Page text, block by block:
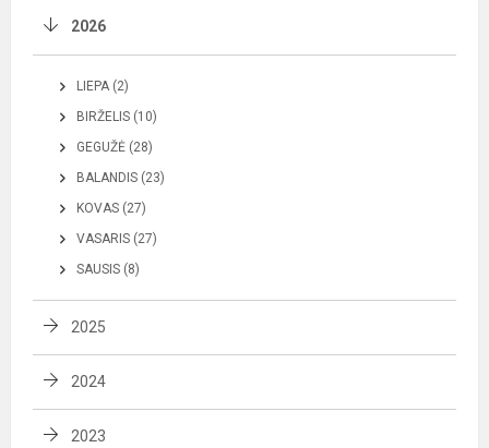
2026
LIEPA (2)
BIRŽELIS (10)
GEGUŽĖ (28)
BALANDIS (23)
KOVAS (27)
VASARIS (27)
SAUSIS (8)
2025
2024
2023